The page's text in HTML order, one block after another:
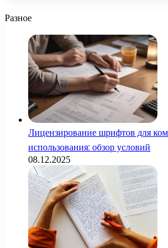
Разное
Лицензирование шрифтов для
использования: обзор условий
08.12.2025